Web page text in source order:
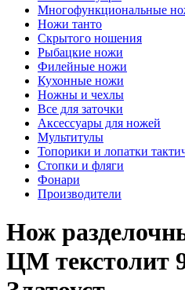
Многофункциональные
Ножи танто
Скрытого ношения
Рыбацкие ножи
Филейные ножи
Кухонные ножи
Ножны и чехлы
Все для заточки
Аксессуары для ножей
Мультитулы
Топорики и лопатки
Стопки и фляги
Фонари
Производители
Нож
ЦМ текстолит